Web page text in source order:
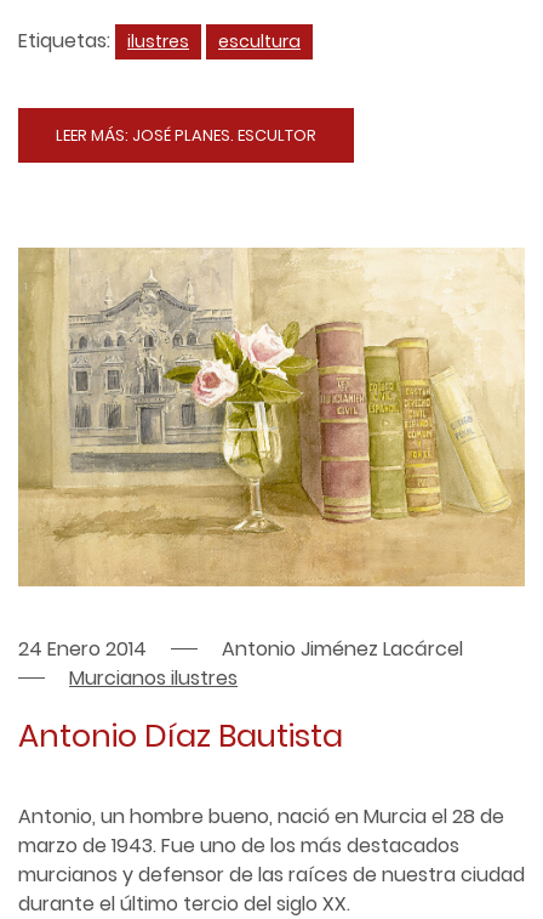
Etiquetas:
ilustres escultura
LEER MÁS: JOSÉ PLANES. ESCULTOR
24 Enero 2014
Antonio Jiménez Lacárcel
Murcianos ilustres
Antonio Díaz Bautista
Antonio, un hombre bueno, nació en Murcia el 28 de
marzo de 1943. Fue uno de los más destacados
murcianos y defensor de las raíces de nuestra ciudad
durante el último tercio del siglo XX.